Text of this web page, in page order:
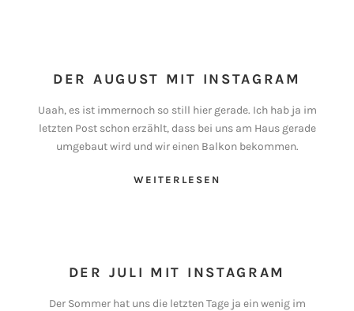
DER AUGUST MIT INSTAGRAM
Uaah, es ist immernoch so still hier gerade. Ich hab ja im
letzten Post schon erzählt, dass bei uns am Haus gerade
umgebaut wird und wir einen Balkon bekommen.
WEITERLESEN
DER JULI MIT INSTAGRAM
Der Sommer hat uns die letzten Tage ja ein wenig im